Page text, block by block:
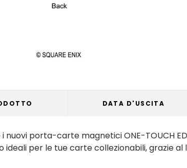
DATA D'USCITA
porta-carte magnetici ONE-TOUCH
per le tue carte collezionabili, grazie